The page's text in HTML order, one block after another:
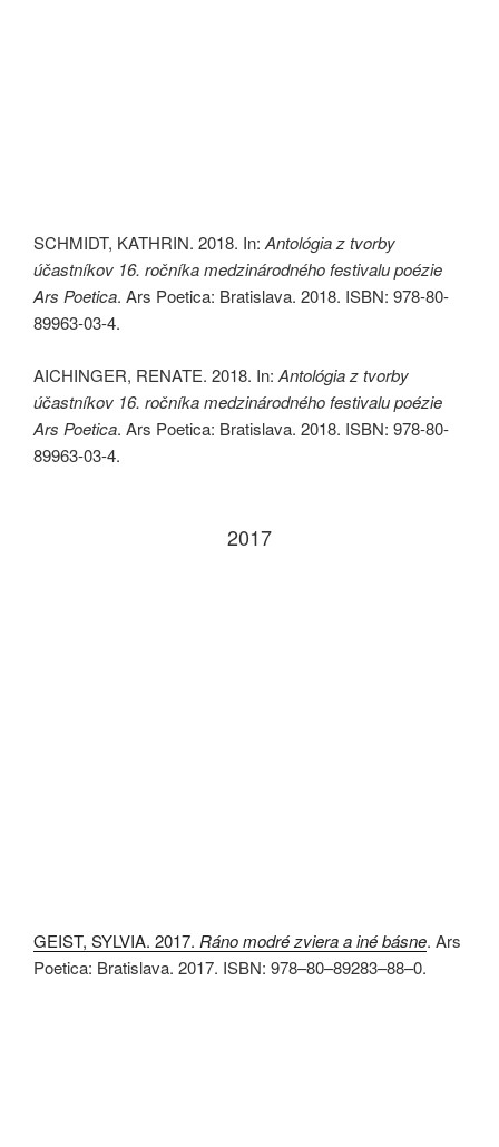
SCHMIDT, KATHRIN. 2018. In: Antológia z tvorby
účastníkov 16. ročníka medzinárodného festivalu poézie
Ars Poetica. Ars Poetica: Bratislava. 2018. ISBN: 978-80-
89963-03-4.
AICHINGER, RENATE. 2018. In: Antológia z tvorby
účastníkov 16. ročníka medzinárodného festivalu poézie
Ars Poetica. Ars Poetica: Bratislava. 2018. ISBN: 978-80-
89963-03-4.
2017
GEIST, SYLVIA. 2017. Ráno modré zviera a iné básne. Ars
Poetica: Bratislava. 2017. ISBN: 978–80–89283–88–0.